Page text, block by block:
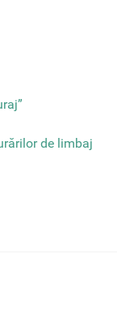
de limbaj